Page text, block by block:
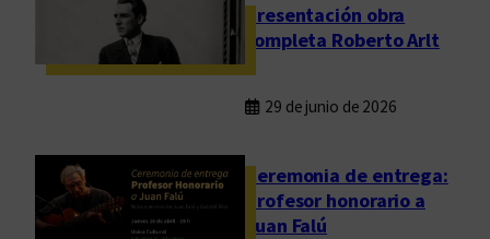
Presentación obra
completa Roberto Arlt
29 de junio de 2026
Ceremonia de entrega:
Profesor honorario a
Juan Falú